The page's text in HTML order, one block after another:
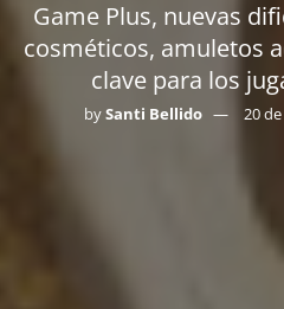
Game Plus, nuevas
cosméticos, amuletos
clave para los
bySanti Bellido 20